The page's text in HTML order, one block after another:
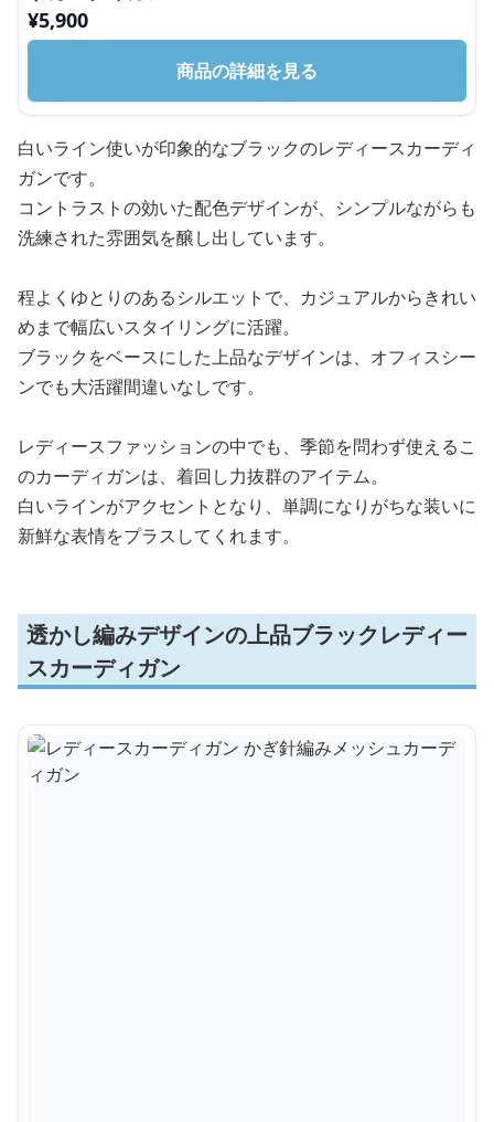
¥5,900
商品の詳細を見る
白いライン使いが印象的なブラックのレディースカーディ
ガンです。
コントラストの効いた配色デザインが、シンプルながらも
洗練された雰囲気を醸し出しています。
程よくゆとりのあるシルエットで、カジュアルからきれい
めまで幅広いスタイリングに活躍。
ブラックをベースにした上品なデザインは、オフィスシー
ンでも大活躍間違いなしです。
レディースファッションの中でも、季節を問わず使えるこ
のカーディガンは、着回し力抜群のアイテム。
白いラインがアクセントとなり、単調になりがちな装いに
新鮮な表情をプラスしてくれます。
透かし編みデザインの上品ブラックレディー
スカーディガン